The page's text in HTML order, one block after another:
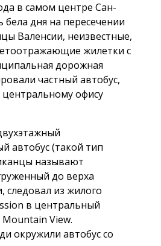
в самом центре Сан-
дня на пересечении
Валенсии, неизвестные,
жилетки с
дорожная
частный автобус,
у офису
автобус (такой тип
называют
до верха
следовал из жилого
в центральный
View.
окружили автобус со